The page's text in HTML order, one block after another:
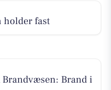
holder fast
Brandvæsen: Brand i